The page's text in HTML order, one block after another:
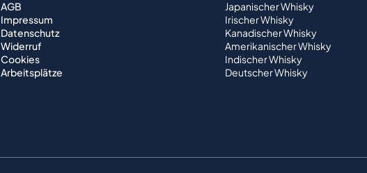
AGB
Impressum
Datenschutz
Widerruf
Cookies
Arbeitsplätze
Japanischer Whisky
Irischer Whisky
Kanadischer Whisky
Amerikanischer Whisky
Indischer Whisky
Deutscher Whisky